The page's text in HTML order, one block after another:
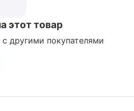
этот товар
другими покупателями